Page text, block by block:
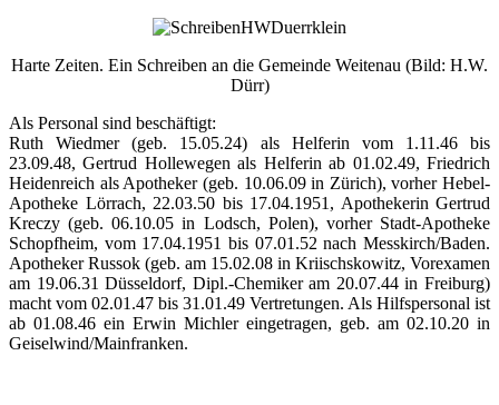
Harte Zeiten. Ein Schreiben an die Gemeinde Weitenau (Bild: H.W.
Dürr)
Als Personal sind beschäftigt:
Ruth Wiedmer (geb. 15.05.24) als Helferin vom 1.11.46 bis
23.09.48, Gertrud Hollewegen als Helferin ab 01.02.49, Friedrich
Heidenreich als Apotheker (geb. 10.06.09 in Zürich), vorher Hebel-
Apotheke Lörrach, 22.03.50 bis 17.04.1951, Apothekerin Gertrud
Kreczy (geb. 06.10.05 in Lodsch, Polen), vorher Stadt-Apotheke
Schopfheim, vom 17.04.1951 bis 07.01.52 nach Messkirch/Baden.
Apotheker Russok (geb. am 15.02.08 in Kriischskowitz, Vorexamen
am 19.06.31 Düsseldorf, Dipl.-Chemiker am 20.07.44 in Freiburg)
macht vom 02.01.47 bis 31.01.49 Vertretungen. Als Hilfspersonal ist
ab 01.08.46 ein Erwin Michler eingetragen, geb. am 02.10.20 in
Geiselwind/Mainfranken.